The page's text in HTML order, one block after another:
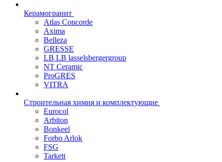
Керамогранит
Atlas Concorde
Axima
Belleza
GRESSE
LB LB lasselsbergergroup
NT Ceramic
ProGRES
VITRA
Строительная химия и комплектующие
Eurocol
Arbiton
Bonkeel
Forbo Arlok
FSG
Tarkett